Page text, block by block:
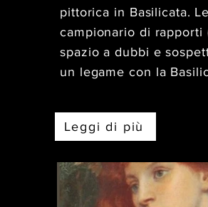
pittorica in Basilicata.
campionario di rapporti
spazio a dubbi e
un legame con la
Leggi di più